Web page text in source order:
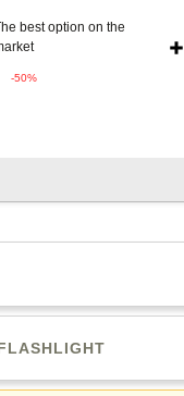
best option on the
-50%